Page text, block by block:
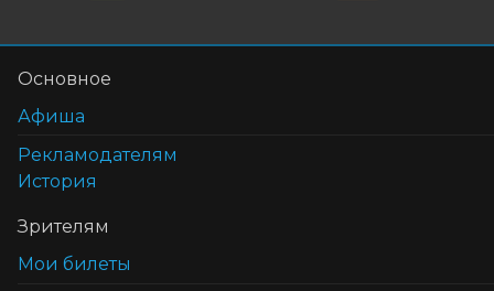
Основное
Афиша
Рекламодателям
История
Зрителям
Мои билеты